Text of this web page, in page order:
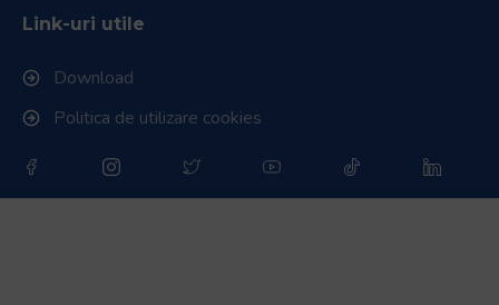
Link-uri utile
Download
Politica de utilizare cookies